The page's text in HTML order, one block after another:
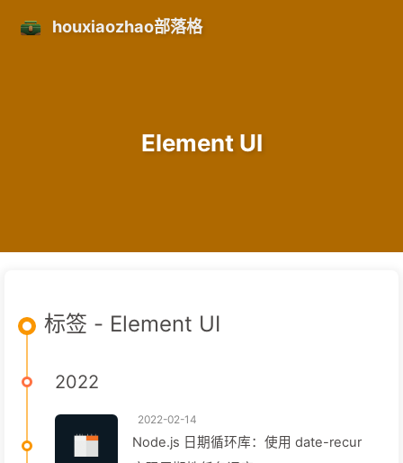
houxiaozhao部落格
Element UI
标签 - Element UI
2022
2022-02-14
Node.js 日期循环库：使用 date-recur